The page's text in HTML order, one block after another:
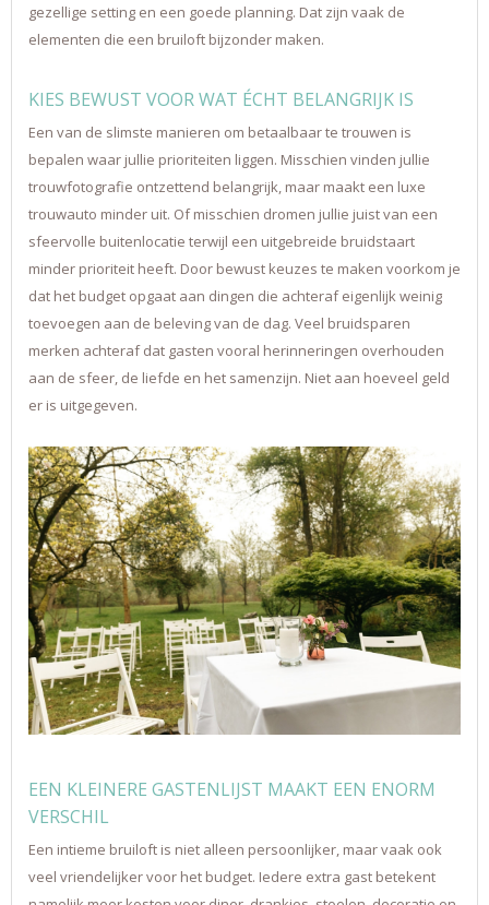
gezellige setting en een goede planning. Dat zijn vaak de
elementen die een bruiloft bijzonder maken.
KIES BEWUST VOOR WAT ÉCHT BELANGRIJK IS
Een van de slimste manieren om betaalbaar te trouwen is
bepalen waar jullie prioriteiten liggen. Misschien vinden jullie
trouwfotografie ontzettend belangrijk, maar maakt een luxe
trouwauto minder uit. Of misschien dromen jullie juist van een
sfeervolle buitenlocatie terwijl een uitgebreide bruidstaart
minder prioriteit heeft. Door bewust keuzes te maken voorkom je
dat het budget opgaat aan dingen die achteraf eigenlijk weinig
toevoegen aan de beleving van de dag. Veel bruidsparen
merken achteraf dat gasten vooral herinneringen overhouden
aan de sfeer, de liefde en het samenzijn. Niet aan hoeveel geld
er is uitgegeven.
EEN KLEINERE GASTENLIJST MAAKT EEN ENORM
VERSCHIL
Een intieme bruiloft is niet alleen persoonlijker, maar vaak ook
veel vriendelijker voor het budget. Iedere extra gast betekent